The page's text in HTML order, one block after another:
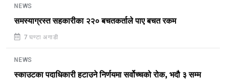
NEWS
समस्याग्रस्त सहकारीका २२० बचतकर्ताले पाए बचत रकम
7 घण्टा अगाडी
NEWS
स्काउटका पदाधिकारी हटाउने निर्णयमा सर्वोच्चको रोक, भदौ ३ सम्म